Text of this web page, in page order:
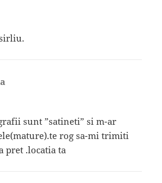
sunt ”satineti” si m-ar
rog sa-mi trimiti
pret .locatia ta